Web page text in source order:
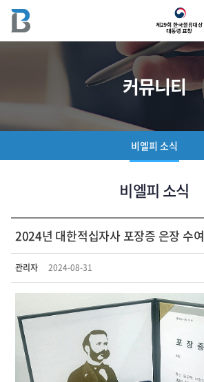
커뮤니티
비엘피 소식
비엘피 소식
2024년 대한적십자사 포장증 은장 수여
관리자 2024-08-31